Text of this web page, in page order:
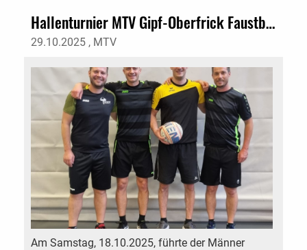
Hallenturnier MTV Gipf-Oberfrick Faustball
29.10.2025 , MTV
Am Samstag, 18.10.2025, führte der Männer